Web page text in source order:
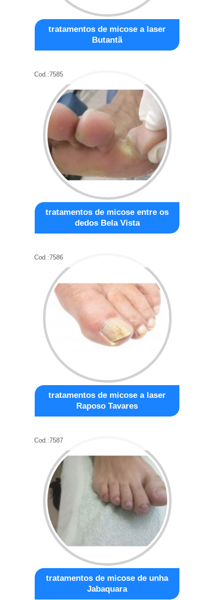
tratamentos de micose a laser
Butantã
Cod.:7585
tratamentos de micose entre os
dedos Bela Vista
Cod.:7586
tratamentos de micose a laser
Raposo Tavares
Cod.:7587
tratamentos de micose de unha
Jabaquara